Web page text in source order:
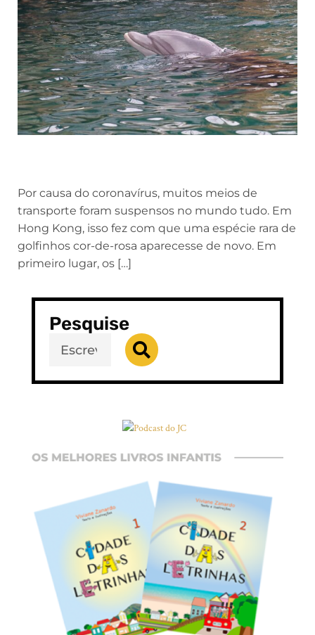
Por causa do coronavírus, muitos meios de
transporte foram suspensos no mundo tudo. Em
Hong Kong, isso fez com que uma espécie rara de
golfinhos cor-de-rosa aparecesse de novo. Em
primeiro lugar, os […]
Pesquise